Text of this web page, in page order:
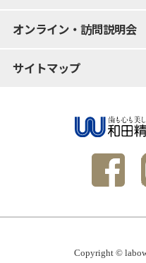
オンライン・訪問説明会
サイトマップ
Copyright ©